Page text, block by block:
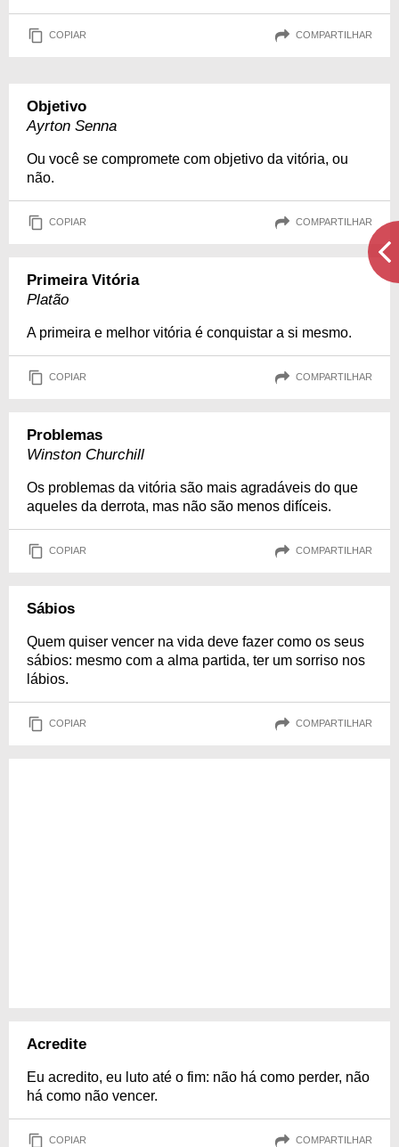
COPIAR COMPARTILHAR
Objetivo
Ayrton Senna
Ou você se compromete com objetivo da vitória, ou
não.
COPIAR COMPARTILHAR
Primeira Vitória
Platão
A primeira e melhor vitória é conquistar a si mesmo.
COPIAR COMPARTILHAR
Problemas
Winston Churchill
Os problemas da vitória são mais agradáveis do que
aqueles da derrota, mas não são menos difíceis.
COPIAR COMPARTILHAR
Sábios
Quem quiser vencer na vida deve fazer como os seus
sábios: mesmo com a alma partida, ter um sorriso nos
lábios.
COPIAR COMPARTILHAR
Acredite
Eu acredito, eu luto até o fim: não há como perder, não
há como não vencer.
COPIAR COMPARTILHAR